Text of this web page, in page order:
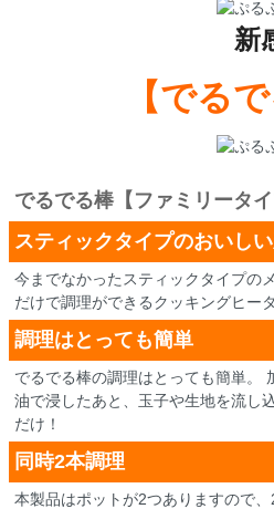
新
【でる
でるでる棒【ファミリータイ
スティックタイプのおいし
今までなかったスティックタイプの
だけで調理ができるクッキングヒー
調理はとっても簡単
でるでる棒の調理はとっても簡単。
油で浸したあと、玉子や生地を流し
だけ！
同時2本調理
本製品はポットが2つありますので